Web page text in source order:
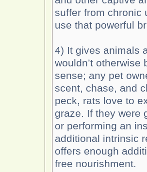
suffer from chronic
use that powerful
4) It gives animals
wouldn’t
sense; any pet
scent, chase, and
peck, rats love to
graze. If they were
or performing an
additional intrinsic
offers enough
free nourishment.